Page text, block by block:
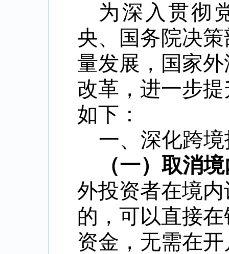
为深入贯彻
央、国务院决
量发展， 国家
改革，进一步
如下：
一、深化跨
（一）取消
外投资者在境
的，可以直接
资金，无需在